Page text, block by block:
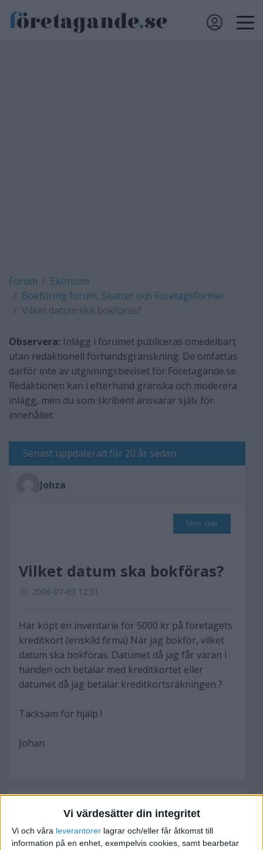
Vi värdesätter din integritet
Vi och våra leverantorer lagrar och/eller får åtkomst till
information på en enhet, exempelvis cookies, samt bearbetar
Forum
Ekonomi
Bokföring forum, Skatter och Företagsformer
Vilket datum ska bokföras?
Observera: Inlägg i forumet publiceras omedelbart
utan redaktionell förhandsgranskning. De omfattas
därför inte av utgivningsbeviset för Företagande.se.
Redaktionen kan i efterhand granska och moderera
inlägg, men du som skribent ansvarar själv för
innehållet.
Senast uppdaterad för 20 år sedan
Johza
Skriv svar
Vilket datum ska bokföras?
2006-07-03 12:31
Har köpt en inventarie för 5000 kr på företagets
kreditkort (enskild firma) När jag bokför, vilket
datum ska bokföras. Datumet då jag får varan i
handen och betalar med kreditkortet eller
datumet då jag betalar kreditkortsräkningen ?
Tacksam för hjälp !
Johan
danne
2006-07-03 16:48